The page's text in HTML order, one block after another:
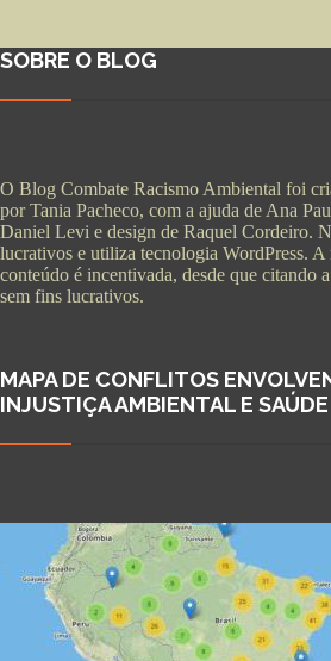
SOBRE O BLOG
O Blog Combate Racismo Ambiental foi
por Tania Pacheco, com a ajuda de Ana
Daniel Levi e design de Raquel Cordeiro.
lucrativos e utiliza tecnologia WordPress. A
conteúdo é incentivada, desde que citando
sem fins lucrativos.
MAPA DE CONFLITOS
INJUSTIÇA AMBIENTAL E SAÚDE